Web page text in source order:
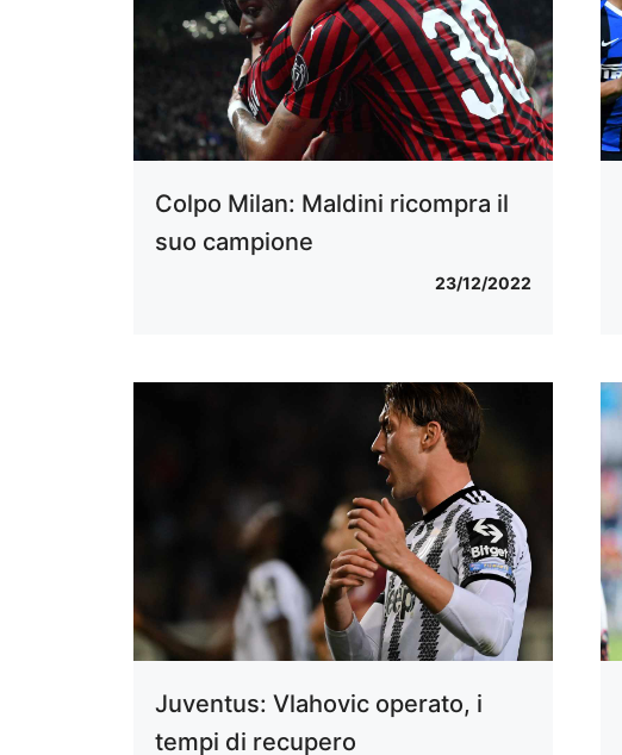
Colpo Milan: Maldini ricompra il
suo campione
23/12/2022
Juventus: Vlahovic operato, i
tempi di recupero